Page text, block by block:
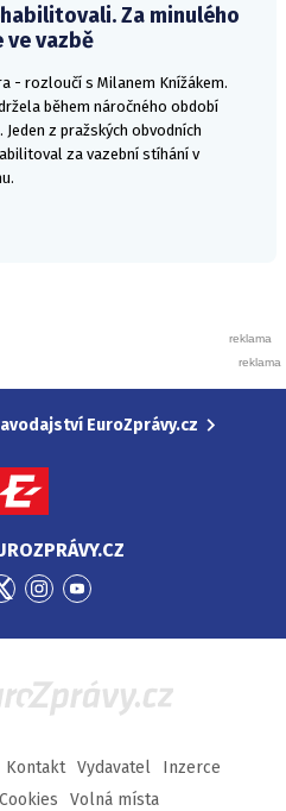
Za minulého
ve vazbě
- rozloučí s Milanem Knížákem.
během náročného období
z pražských obvodních
za vazební stíhání v
EuroZprávy.cz
Přejít
Twitter
Přejít
Instagram
Přejít
YouTube
Kontakt Vydavatel
Inzerce
Volná místa